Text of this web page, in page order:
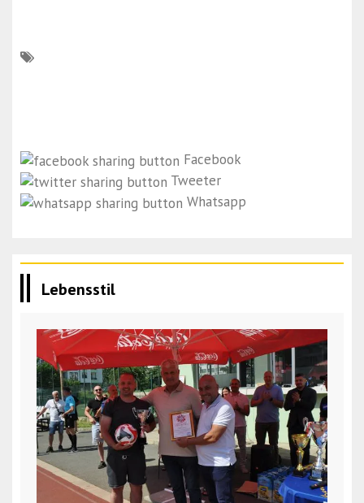
Facebook
Tweeter
Whatsapp
Lebensstil